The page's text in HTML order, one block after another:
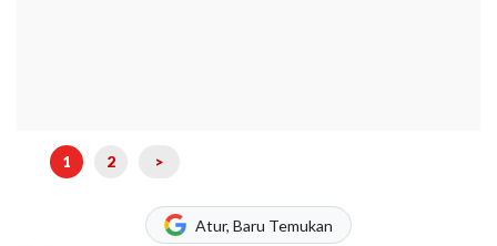
1 2 >
Atur, Baru Temukan